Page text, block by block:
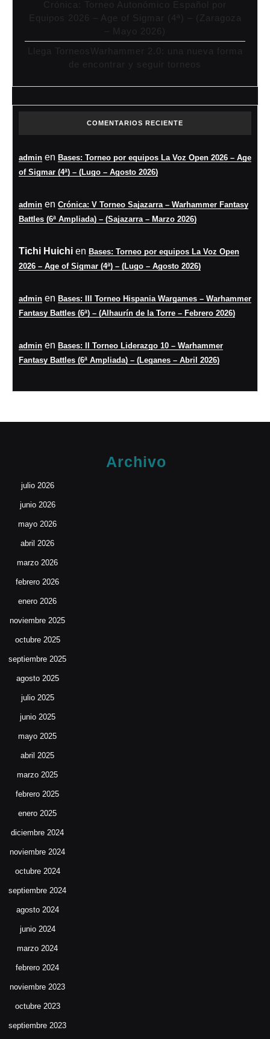
Crónica: Torneo Autonómico Español por
Equipos 2026 – Age of Sigmar (4ª) – (Zaragoza
– Mayo 2026)
Llega TorneosWarhammer 2.0: una nueva forma
de encontrar y seguir torneos
COMENTARIOS RECIENTE
admin en Bases: Torneo por equipos La Voz Open 2026 – Age
of Sigmar (4ª) – (Lugo – Agosto 2026)
admin en Crónica: V Torneo Sajazarra – Warhammer Fantasy
Battles (6ª Ampliada) – (Sajazarra – Marzo 2026)
Tichi Huichi en Bases: Torneo por equipos La Voz Open
2026 – Age of Sigmar (4ª) – (Lugo – Agosto 2026)
admin en Bases: III Torneo Hispania Wargames – Warhammer
Fantasy Battles (6ª) – (Alhaurín de la Torre – Febrero 2026)
admin en Bases: II Torneo Liderazgo 10 – Warhammer
Fantasy Battles (6ª Ampliada) – (Leganes – Abril 2026)
Archivo
julio 2026
junio 2026
mayo 2026
abril 2026
marzo 2026
febrero 2026
enero 2026
noviembre 2025
octubre 2025
septiembre 2025
agosto 2025
julio 2025
junio 2025
mayo 2025
abril 2025
marzo 2025
febrero 2025
enero 2025
diciembre 2024
noviembre 2024
octubre 2024
septiembre 2024
agosto 2024
junio 2024
marzo 2024
febrero 2024
noviembre 2023
octubre 2023
septiembre 2023